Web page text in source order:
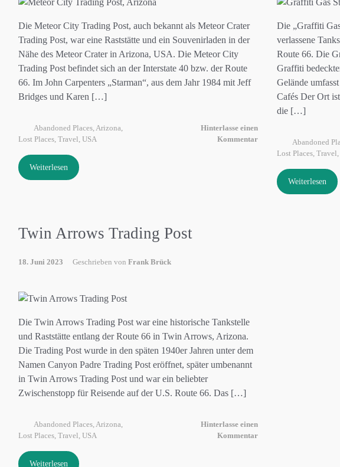
Die Meteor City Trading Post, auch bekannt als Meteor Crater
Trading Post, war eine Raststätte und ein Souvenirladen in der
Nähe des Meteor Crater in Arizona, USA. Die Meteor City
Trading Post befindet sich an der Interstate 40 bzw. der Route
66. Im John Carpenters „Starman“, aus dem Jahr 1984 mit Jeff
Bridges und Karen […]
Abandoned Places,Arizona,
Lost Places, Travel, USA
Hinterlasse einen
Kommentar
Weiterlesen
Die „Graffiti
verlassene
Route 66. Die
Graffiti
Gelände
Cafés Der Ort
die […]
Abandoned
Lost Places, Travel,
Weiterlesen
Twin Arrows Trading Post
18. Juni 2023 Geschrieben von Frank Brück
Die Twin Arrows Trading Post war eine historische Tankstelle
und Raststätte entlang der Route 66 in Twin Arrows, Arizona.
Die Trading Post wurde in den späten 1940er Jahren unter dem
Namen Canyon Padre Trading Post eröffnet, später umbenannt
in Twin Arrows Trading Post und war ein beliebter
Zwischenstopp für Reisende auf der U.S. Route 66. Das […]
Abandoned Places,Arizona,
Lost Places, Travel, USA
Hinterlasse einen
Kommentar
Weiterlesen